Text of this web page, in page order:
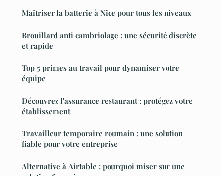
Maîtriser la batterie à Nice pour tous les niveaux
Brouillard anti cambriolage : une sécurité discrète
et rapide
Top 5 primes au travail pour dynamiser votre
équipe
Découvrez l'assurance restaurant : protégez votre
établissement
Travailleur temporaire roumain : une solution
fiable pour votre entreprise
Alternative à Airtable : pourquoi miser sur une